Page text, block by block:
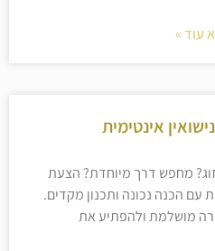
עוד »
אינטימית
מחפש דרך מיוחדת? הצעת
עם הכנה נכונה ותכנון מקדים.
מושלמת ולהפתיע את